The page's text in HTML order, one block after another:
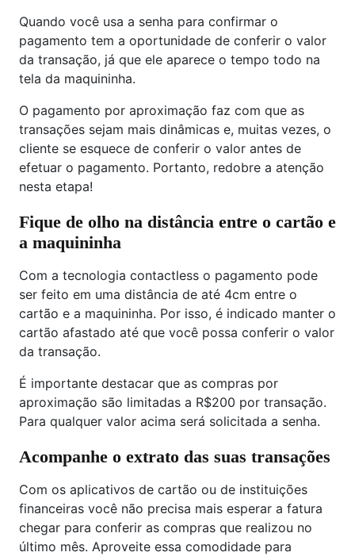
Quando você usa a senha para confirmar o
pagamento tem a oportunidade de conferir o valor
da transação, já que ele aparece o tempo todo na
tela da maquininha.
O pagamento por aproximação faz com que as
transações sejam mais dinâmicas e, muitas vezes, o
cliente se esquece de conferir o valor antes de
efetuar o pagamento. Portanto, redobre a atenção
nesta etapa!
Fique de olho na distância entre o cartão e
a maquininha
Com a tecnologia contactless o pagamento pode
ser feito em uma distância de até 4cm entre o
cartão e a maquininha. Por isso, é indicado manter o
cartão afastado até que você possa conferir o valor
da transação.
É importante destacar que as compras por
aproximação são limitadas a R$200 por transação.
Para qualquer valor acima será solicitada a senha.
Acompanhe o extrato das suas transações
Com os aplicativos de cartão ou de instituições
financeiras você não precisa mais esperar a fatura
chegar para conferir as compras que realizou no
último mês. Aproveite essa comodidade para